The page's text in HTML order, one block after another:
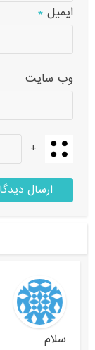
ایمیل*
وب‌ سایت
+
سلام